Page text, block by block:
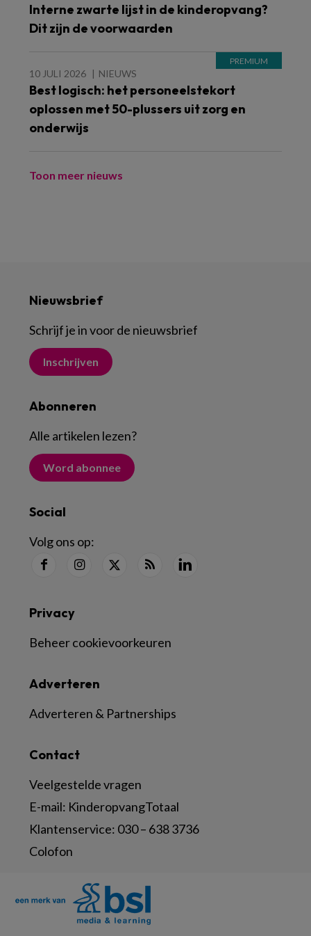
Interne zwarte lijst in de kinderopvang?
Dit zijn de voorwaarden
10 JULI 2026 NIEUWS
Best logisch: het personeelstekort
oplossen met 50-plussers uit zorg en
onderwijs
Toon meer nieuws
Nieuwsbrief
Schrijf je in voor de nieuwsbrief
Inschrijven
Abonneren
Alle artikelen lezen?
Word abonnee
Social
Volg ons op:
Contact
Veelgestelde vragen
E-mail: KinderopvangTotaal
Klantenservice: 030 – 638 3736
Colofon
Adverteren
Adverteren & Partnerships
Privacy
Beheer cookievoorkeuren